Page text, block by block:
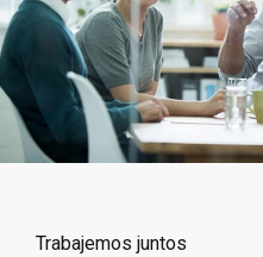
Trabajemos juntos